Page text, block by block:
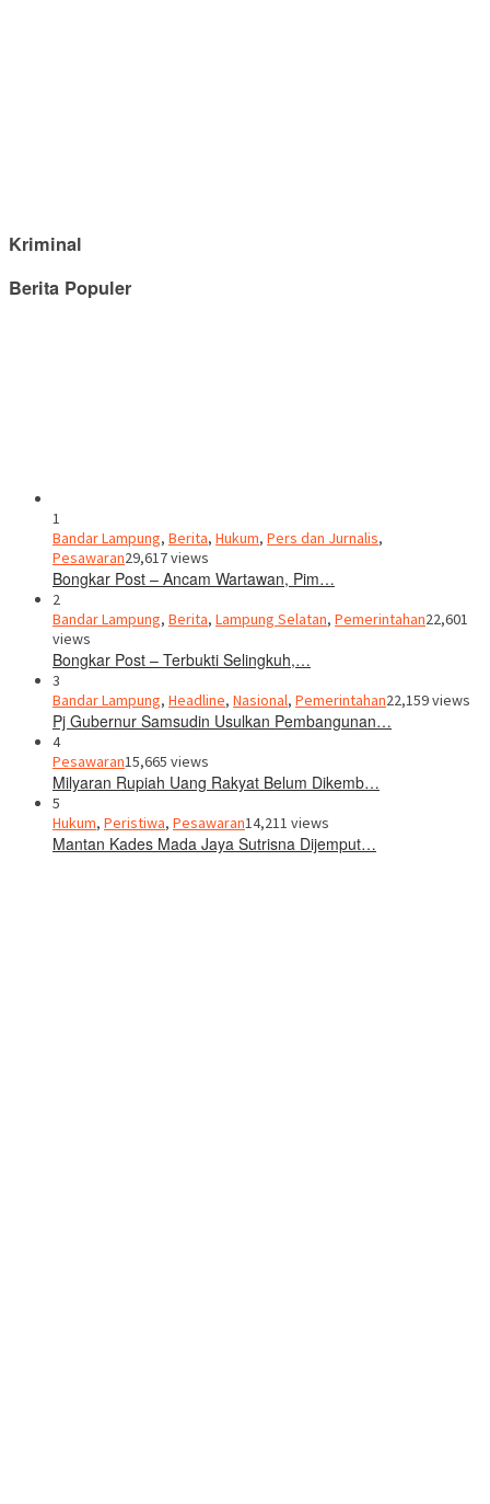
Kriminal
Berita Populer
1
Bandar Lampung, Berita, Hukum, Pers dan Jurnalis,
Pesawaran29,617 views
Bongkar Post – Ancam Wartawan, Pim…
2
Bandar Lampung, Berita, Lampung Selatan, Pemerintahan22,601
views
Bongkar Post – Terbukti Selingkuh,…
3
Bandar Lampung, Headline, Nasional, Pemerintahan22,159 views
Pj Gubernur Samsudin Usulkan Pembangunan…
4
Pesawaran15,665 views
Milyaran Rupiah Uang Rakyat Belum Dikemb…
5
Hukum, Peristiwa, Pesawaran14,211 views
Mantan Kades Mada Jaya Sutrisna Dijemput…